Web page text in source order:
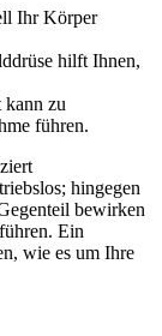
Ihr Körper
hilft Ihnen,
zu
führen.
hingegen
bewirken
Ein
wie es⁢ um Ihre